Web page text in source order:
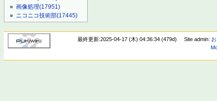
画像処理(17951)
ニコニコ技術部(17445)
最終更新:2025-04-17 (木) 04:36:34 (479d) Site admin: